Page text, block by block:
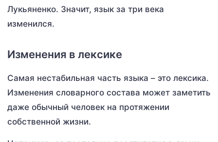
Лукьяненко. Значит, язык за три века
изменился.
Изменения в лексике
Самая нестабильная часть языка – это лексика.
Изменения словарного состава может заметить
даже обычный человек на протяжении
собственной жизни.